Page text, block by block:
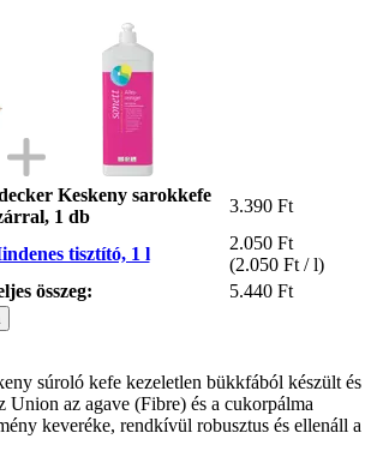
Keskeny sarokkefe
1 db
3.390 Ft
tisztító, 1 l
2.050 Ft
(2.050 Ft / l)
összeg:
5.440 Ft
súroló kefe kezeletlen bükkfából készült és
az agave (Fibre) és a cukorpálma
keveréke, rendkívül robusztus és ellenáll a